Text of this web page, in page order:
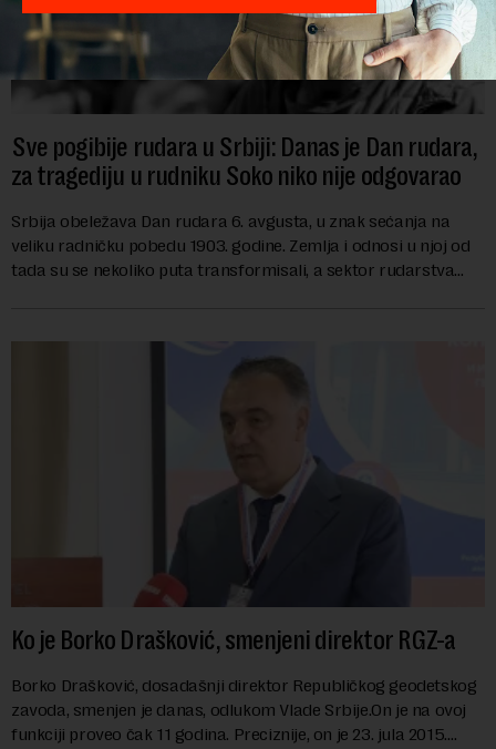
Sve pogibije rudara u Srbiji: Danas je Dan rudara,
za tragediju u rudniku Soko niko nije odgovarao
Srbija obeležava Dan rudara 6. avgusta, u znak sećanja na
veliku radničku pobedu 1903. godine. Zemlja i odnosi u njoj od
tada su se nekoliko puta transformisali, a sektor rudarstva
Ko je Borko Drašković, smenjeni direktor RGZ-a
Borko Drašković, dosadašnji direktor Republičkog geodetskog
zavoda, smenjen je danas, odlukom Vlade Srbije.On je na ovoj
funkciji proveo čak 11 godina. Preciznije, on je 23. jula 2015.